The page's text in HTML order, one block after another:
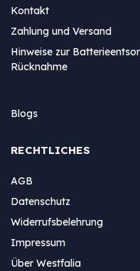
Kontakt
Zahlung und Versand
Hinweise zur
Rücknahme
Blogs
RECHTLICHES
AGB
Datenschutz
Widerrufsbelehrung
Impressum
Über Westfalia